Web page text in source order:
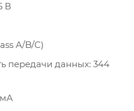
В
A/B/C)
передачи данных: 344